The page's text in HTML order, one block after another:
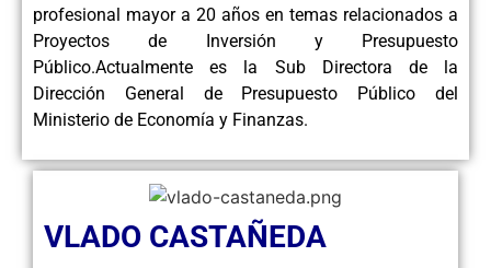
profesional mayor a 20 años en temas relacionados a
Proyectos de Inversión y Presupuesto
Público.Actualmente es la Sub Directora de la
Dirección General de Presupuesto Público del
Ministerio de Economía y Finanzas.
VLADO CASTAÑEDA